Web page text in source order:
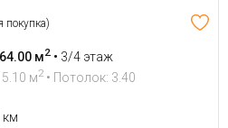
покупка)
м2 • 3/4 этаж
м2 • Потолок: 3.40
км